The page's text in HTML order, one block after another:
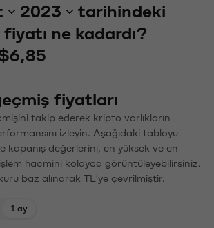
2023
tarihindeki
fiyatı ne kadardı?
fiyatları
takip ederek kripto varlıkların
izleyin. Aşağıdaki tabloyu
kapanış değerlerini, en yüksek ve en
hacmini kolayca görüntüleyebilirsiniz.
baz alınarak TL'ye çevrilmiştir.
1 ay